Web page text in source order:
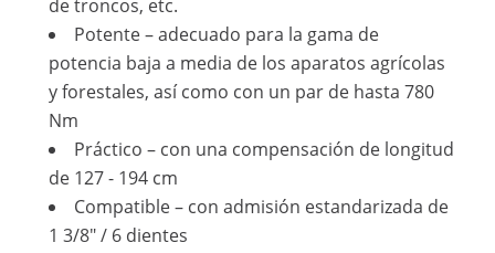
de troncos, etc.
Potente – adecuado para la gama de
potencia baja a media de los aparatos agrícolas
y forestales, así como con un par de hasta 780
Nm
Práctico – con una compensación de longitud
de 127 - 194 cm
Compatible – con admisión estandarizada de
1 3/8" / 6 dientes